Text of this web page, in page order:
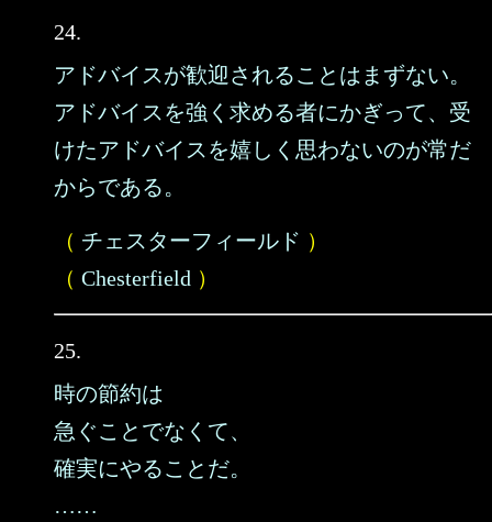
24.
アドバイスが歓迎されることはまずない。
アドバイスを強く求める者にかぎって、受
けたアドバイスを嬉しく思わないのが常だ
からである。
（ チェスターフィールド ）
（ Chesterfield ）
25.
時の節約は
急ぐことでなくて、
確実にやることだ。
……